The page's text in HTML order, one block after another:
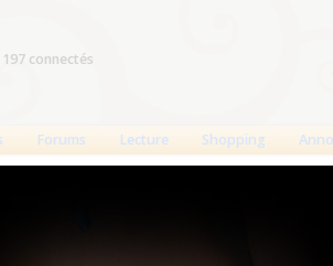
197 connectés
Forums Lecture Shopping
DIAPER MC-